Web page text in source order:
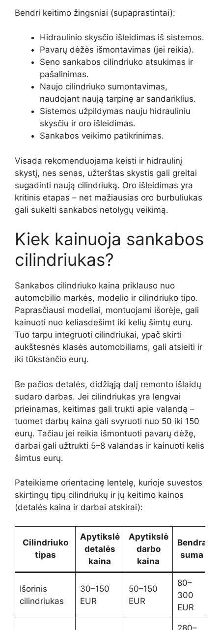
Bendri keitimo žingsniai (supaprastintai):
Hidraulinio skysčio išleidimas iš sistemos.
Pavarų dėžės išmontavimas (jei reikia).
Seno sankabos cilindriuko atsukimas ir
pašalinimas.
Naujo cilindriuko sumontavimas,
naudojant naują tarpinę ar sandariklius.
Sistemos užpildymas nauju hidrauliniu
skysčiu ir oro išleidimas.
Sankabos veikimo patikrinimas.
Visada rekomenduojama keisti ir hidraulinį
skystį, nes senas, užterštas skystis gali greitai
sugadinti naują cilindriuką. Oro išleidimas yra
kritinis etapas – net mažiausias oro burbuliukas
gali sukelti sankabos netolygų veikimą.
Kiek kainuoja sankabos
cilindriukas?
Sankabos cilindriuko kaina priklauso nuo
automobilio markės, modelio ir cilindriuko tipo.
Paprasčiausi modeliai, montuojami išorėje, gali
kainuoti nuo keliasdešimt iki kelių šimtų eurų.
Tuo tarpu integruoti cilindriukai, ypač skirti
aukštesnės klasės automobiliams, gali atsieiti ir
iki tūkstančio eurų.
Be pačios detalės, didžiąją dalį remonto išlaidų
sudaro darbas. Jei cilindriukas yra lengvai
prieinamas, keitimas gali trukti apie valandą –
tuomet darbų kaina gali svyruoti nuo 50 iki 150
eurų. Tačiau jei reikia išmontuoti pavarų dėžę,
darbai gali užtrukti 5–8 valandas ir kainuoti kelis
šimtus eurų.
Pateikiame orientacinę lentelę, kurioje suvestos
skirtingų tipų cilindriukų ir jų keitimo kainos
(detalės kaina ir darbai atskirai):
Cilindriuko
tipas
Apytikslė
detalės
kaina
Apytikslė
darbo
kaina
Bendra
suma
Išorinis
cilindriukas
30–150
EUR
50–150
EUR
80–
300
EUR
280–